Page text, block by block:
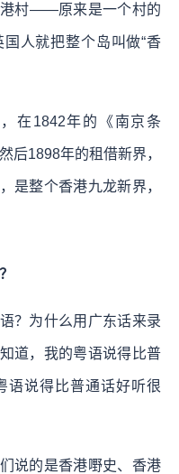
港村——原来是一个村的
人就把整个岛叫做“香
在1842年的《南京条
后1898年的租借新界，
是整个香港九龙新界，
？为什么用广东话来录
道，我的粤语说得比普
语说得比普通话好听很
说的是香港嘢史、香港